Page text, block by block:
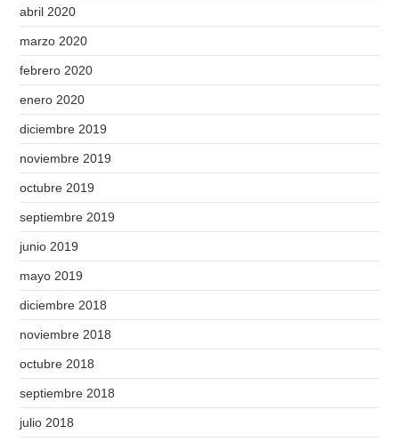
abril 2020
marzo 2020
febrero 2020
enero 2020
diciembre 2019
noviembre 2019
octubre 2019
septiembre 2019
junio 2019
mayo 2019
diciembre 2018
noviembre 2018
octubre 2018
septiembre 2018
julio 2018